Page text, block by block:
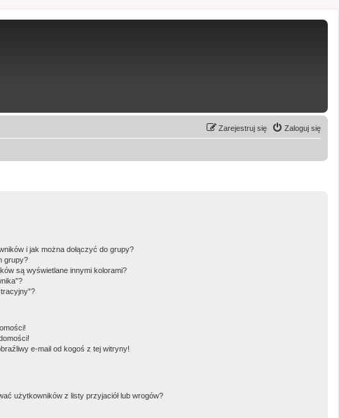
Zaloguj się
Zarejestruj się
i jak można dołączyć do grupy?
grupy?
są wyświetlane innymi kolorami?
e-mail od kogoś z tej witryny!
użytkowników z listy przyjaciół lub wrogów?